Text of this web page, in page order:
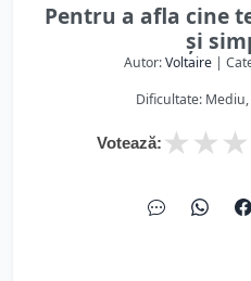
Pentru a afla cine
și
Autor:Voltaire |
Dificultate:
Votează: ★
★
★